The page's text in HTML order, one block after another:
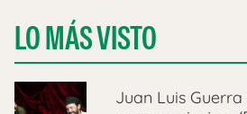
LO MÁS VISTO
Juan Luis